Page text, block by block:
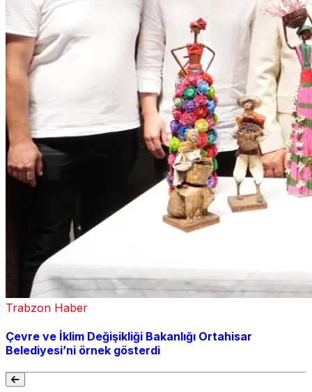
Trabzon Haber
Çevre ve İklim Değişikliği Bakanlığı Ortahisar
Belediyesi’ni örnek gösterdi